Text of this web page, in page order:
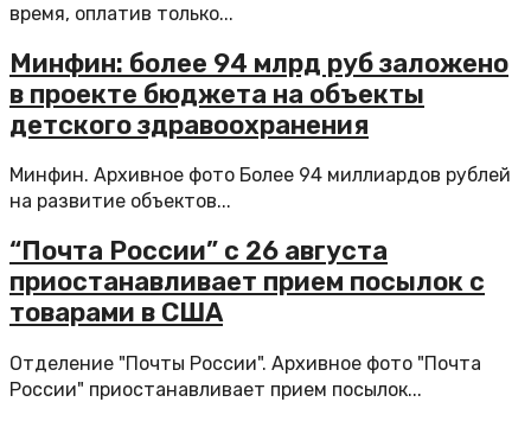
время, оплатив только...
Минфин: более 94 млрд руб заложено
в проекте бюджета на объекты
детского здравоохранения
Минфин. Архивное фото Более 94 миллиардов рублей
на развитие объектов...
“Почта России” с 26 августа
приостанавливает прием посылок с
товарами в США
Отделение "Почты России". Архивное фото "Почта
России" приостанавливает прием посылок...